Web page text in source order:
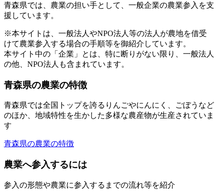
青森県では、農業の担い手として、一般企業の農業参入を支
援しています。
※本サイトは、一般法人やNPO法人等の法人が農地を借受
けて農業参入する場合の手順等を御紹介しています。
本サイト中の「企業」とは、特に断りがない限り、一般法人
の他、NPO法人も含まれています。
青森県の農業の特徴
青森県では全国トップを誇るりんごやにんにく、ごぼうなど
のほか、地域特性を生かした多様な農産物が生産されていま
す
青森県の農業の特徴
農業へ参入するには
参入の形態や農業に参入するまでの流れ等を紹介